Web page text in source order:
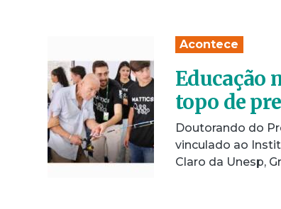
Acontece
Educação
topo de
Doutorando do
vinculado ao
Claro da Unesp,